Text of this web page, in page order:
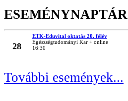
ESEMÉNYNAPTÁR
28
ETK-Eduvital oktatás 20. félév
Egészségtudományi Kar + online
16:30
További események...